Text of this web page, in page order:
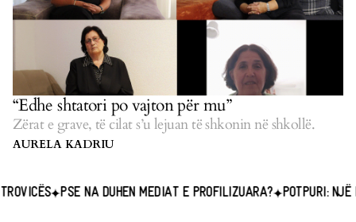
“Edhe shtatori po vajton për mu”
Zërat e grave, të cilat s’u lejuan të shkonin në shkollë.
AURELA KADRIU
PSE NA DUHEN MEDIAT E PROFILIZUARA? POTPURI: NJË